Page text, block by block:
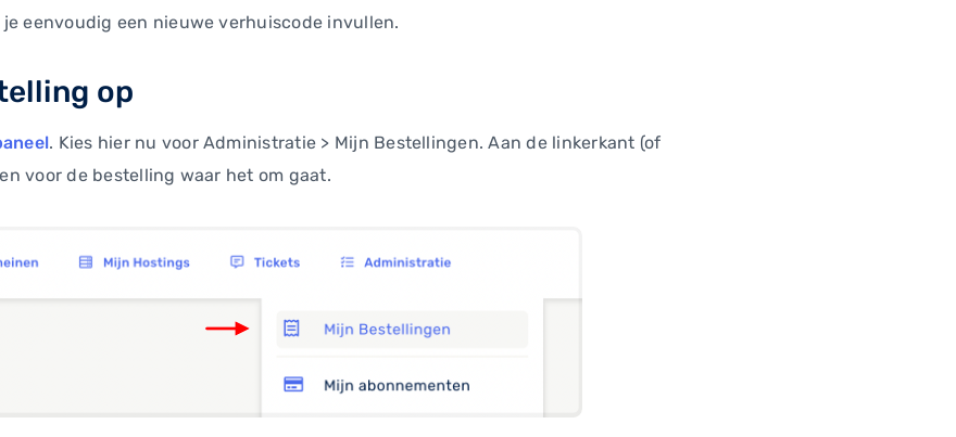
eenvoudig een nieuwe verhuiscode invullen.
op
. Kies hier nu voor Administratie > Mijn Bestellingen. Aan de linkerkant (of
voor de bestelling waar het om gaat.